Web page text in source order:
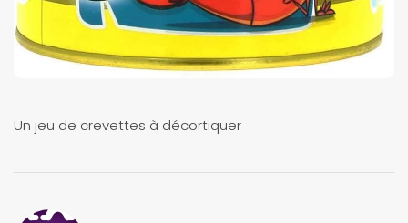
Un jeu de crevettes à décortiquer